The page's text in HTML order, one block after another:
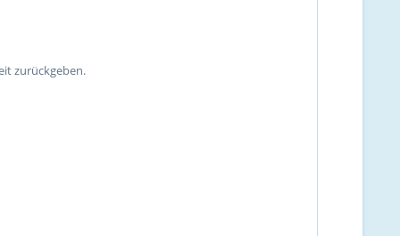
zurückgeben.